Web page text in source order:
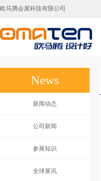
欧马腾会展科技有限公司
News
新闻动态
公司新闻
参展知识
全球展讯